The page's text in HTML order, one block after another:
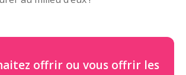
offrir ou vous offrir les